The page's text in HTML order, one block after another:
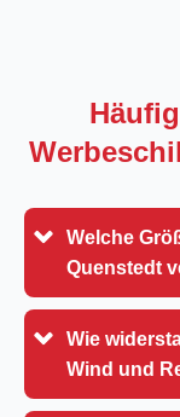
Welche
Quenstedt
Wie
Wind und